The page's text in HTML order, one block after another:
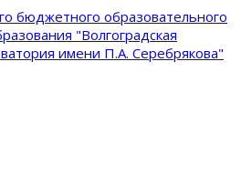
бюджетного образовательного
"Волгоградская
имени П.А. Серебрякова"